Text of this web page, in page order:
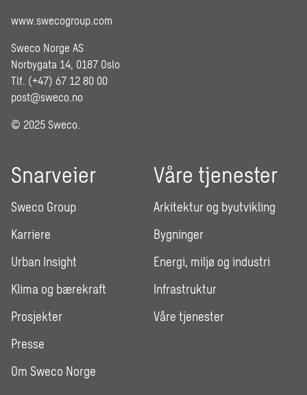
www.swecogroup.com
Sweco Norge AS
Norbygata 14, 0187 Oslo
Tlf. (+47) 67 12 80 00
post@sweco.no
© 2025 Sweco.
Snarveier
Sweco Group
Karriere
Urban Insight
Klima og bærekraft
Prosjekter
Presse
Om Sweco Norge
Våre tjenester
Arkitektur og byutvikling
Bygninger
Energi, miljø og industri
Infrastruktur
Våre tjenester